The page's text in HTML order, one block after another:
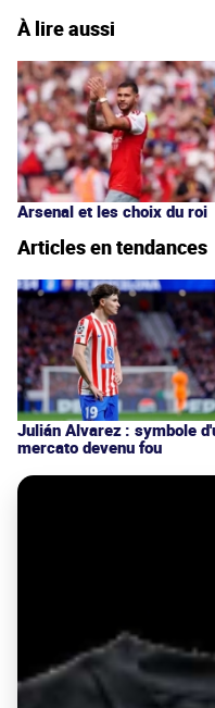
À lire aussi
Arsenal et les choix du roi
Articles en tendances
Julián Alvarez : symbole
mercato devenu fou